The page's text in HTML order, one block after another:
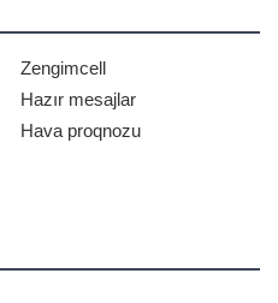
Zengimcell
Hazır mesajlar
Hava proqnozu